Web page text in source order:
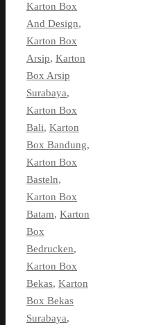
Karton Box
And Design,
Karton Box
Arsip, Karton
Box Arsip
Surabaya,
Karton Box
Bali, Karton
Box Bandung,
Karton Box
Basteln,
Karton Box
Batam, Karton
Box
Bedrucken,
Karton Box
Bekas, Karton
Box Bekas
Surabaya,